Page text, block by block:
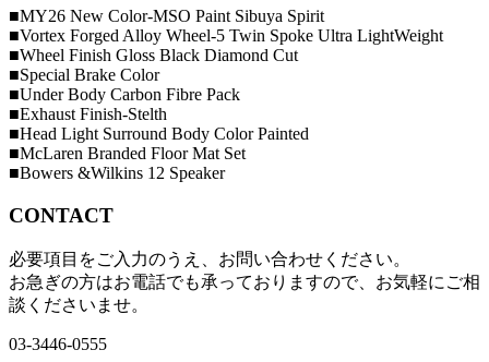
■MY26 New Color-MSO Paint Sibuya Spirit
■Vortex Forged Alloy Wheel-5 Twin Spoke Ultra LightWeight
■Wheel Finish Gloss Black Diamond Cut
■Special Brake Color
■Under Body Carbon Fibre Pack
■Exhaust Finish-Stelth
■Head Light Surround Body Color Painted
■McLaren Branded Floor Mat Set
■Bowers &Wilkins 12 Speaker
CONTACT
必要項目をご入力のうえ、お問い合わせください。
お急ぎの方はお電話でも承っておりますので、お気軽にご相
談くださいませ。
03-3446-0555